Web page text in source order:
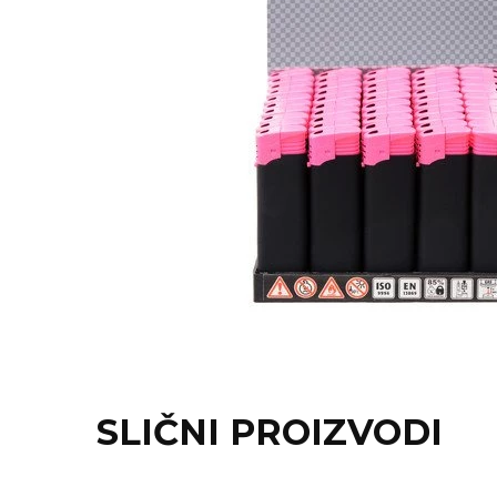
OKOVRATNE ID TRAKICE
PRIBOR ZA PISANJE
KAPE
SLIČNI PROIZVODI